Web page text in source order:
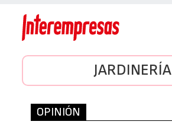
JARDINERÍA
OPINIÓN